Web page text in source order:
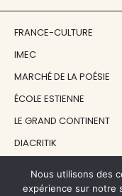
FRANCE-CULTURE
IMEC
MARCHÉ DE LA POÉSIE
ÉCOLE ESTIENNE
LE GRAND CONTINENT
DIACRITIK
Nous utilisons des
expérience sur notre